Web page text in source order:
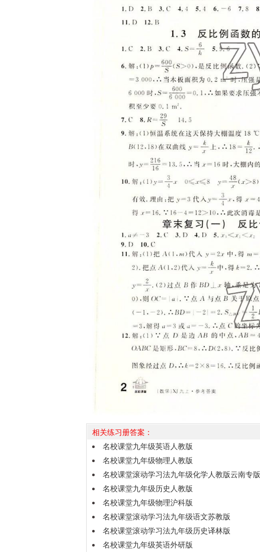
相关练习册答案：
名校课堂九年级英语人教版
名校课堂九年级物理人教版
名校课堂滚动学习法九年级化学人教版云南专版
名校课堂九年级历史人教版
名校课堂九年级物理沪科版
名校课堂滚动学习法九年级语文苏教版
名校课堂滚动学习法九年级历史译林版
名校课堂九年级英语外研版